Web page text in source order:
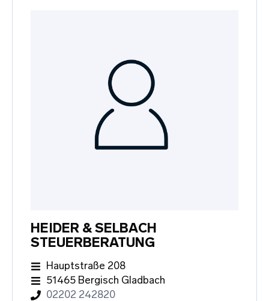
HEIDER & SELBACH
STEUERBERATUNG
Hauptstraße 208
51465 Bergisch Gladbach
02202 242820